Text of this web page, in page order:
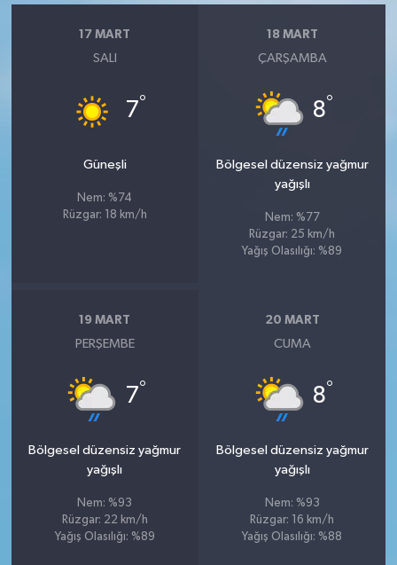
17 MART
SALI
7°
Güneşli
Nem: %74
Rüzgar: 18 km/h
18 MART
ÇARŞAMBA
8°
Bölgesel düzensiz yağmur
yağışlı
Nem: %77
Rüzgar: 25 km/h
Yağış Olasılığı: %89
19 MART
PERŞEMBE
7°
Bölgesel düzensiz yağmur
yağışlı
Nem: %93
Rüzgar: 22 km/h
Yağış Olasılığı: %89
20 MART
CUMA
8°
Bölgesel düzensiz yağmur
yağışlı
Nem: %93
Rüzgar: 16 km/h
Yağış Olasılığı: %88